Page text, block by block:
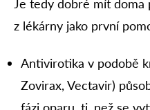
Je tedy dobré mít
z lékárny jako první
Antivirotika v podobě
Zovirax, Vectavir)